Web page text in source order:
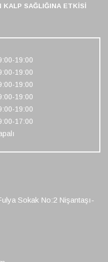
KALP SAĞLIĞINA ETKISI
19:00
19:00
19:00
19:00
19:00
17:00
Sokak No:2 Nişantaşı-